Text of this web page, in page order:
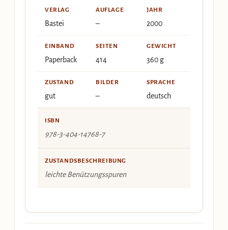
VERLAG
Bastei
AUFLAGE
–
JAHR
2000
EINBAND
Paperback
SEITEN
414
GEWICHT
360 g
ZUSTAND
gut
BILDER
–
SPRACHE
deutsch
ISBN
978-3-404-14768-7
ZUSTANDSBESCHREIBUNG
leichte Benützungsspuren